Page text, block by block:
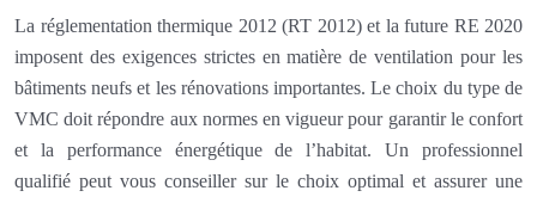
La réglementation thermique 2012 (RT 2012) et la future RE 2020
imposent des exigences strictes en matière de ventilation pour les
bâtiments neufs et les rénovations importantes. Le choix du type de
VMC doit répondre aux normes en vigueur pour garantir le confort
et la performance énergétique de l’habitat. Un professionnel
qualifié peut vous conseiller sur le choix optimal et assurer une